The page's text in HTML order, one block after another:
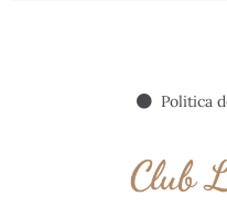
Politica